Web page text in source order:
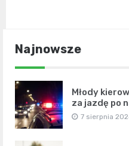
Najnowsze
Młody
za jazdę po
7 sierpnia